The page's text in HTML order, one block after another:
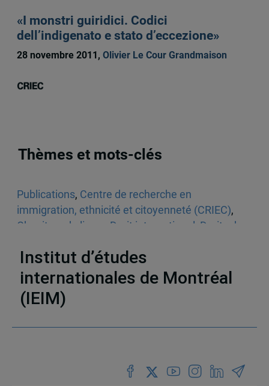
«I monstri guiridici. Codici
dell’indigenato e stato d’eccezione»
28 novembre 2011, Olivier Le Cour Grandmaison
Thèmes et mots-clés
Publications, Centre de recherche en
immigration, ethnicité et citoyenneté (CRIEC),
Chapitres de livres
Droit international Droits de
Institut d’études
internationales de Montréal
(IEIM)